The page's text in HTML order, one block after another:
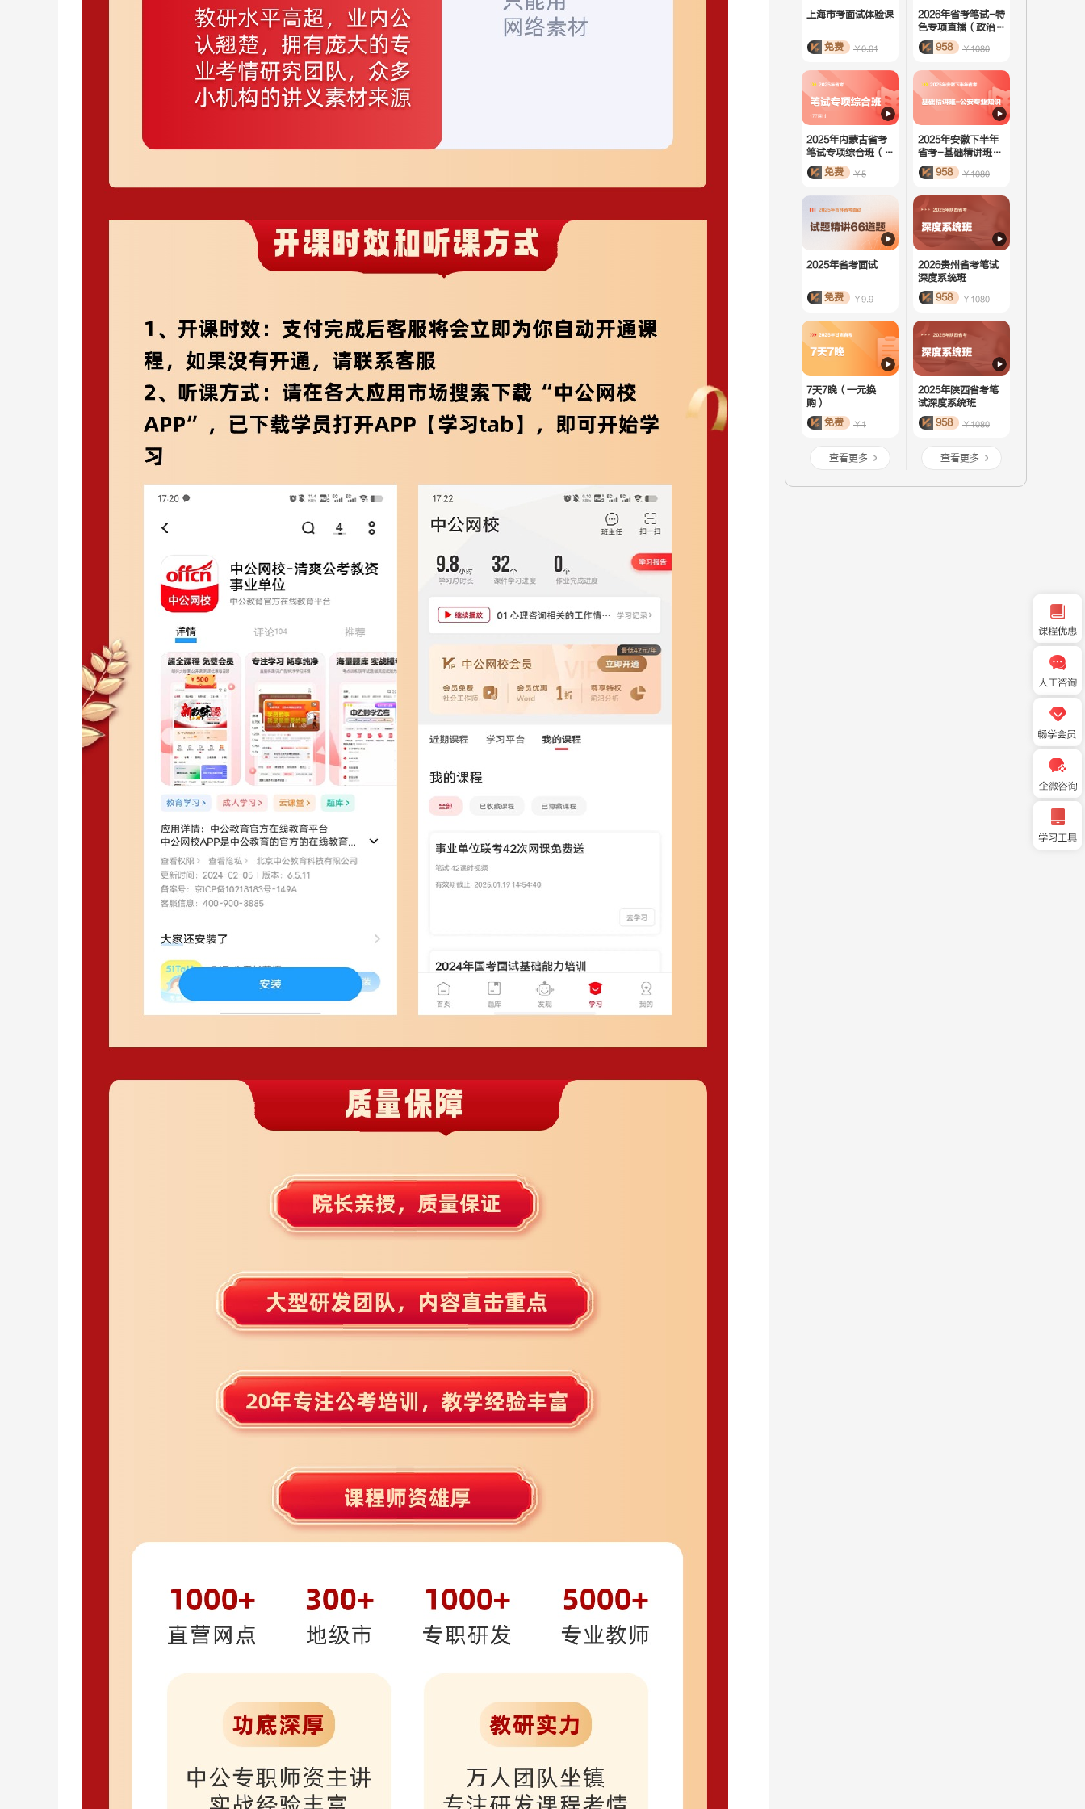
上海市考面试体验课
免费 ￥0.01
2025年内蒙古省考
笔试专项综合班（活
动课）
免费 ￥5
2025年省考面试
免费 ￥9.9
7天7晚（一元换
购）
免费
￥1
查看更多
2026年省考笔试-特
色专项直播（政治理
论）
958 ￥1080
2025年安徽下半年
省考-基础精讲班-
公安专业知识
958 ￥1080
2026贵州省考笔试
深度系统班
958
￥1080
2025年陕西省考笔
试深度系统班
958
￥1080
查看更多